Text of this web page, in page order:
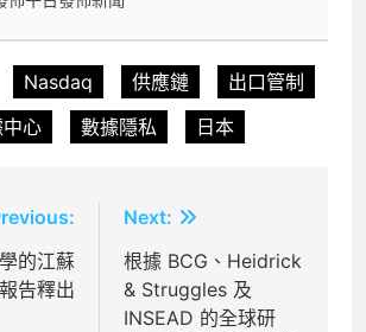
Nasdaq 供應鏈
出口管制
心 數據隱私 日本
的江蘇
告釋出
Next:
根據 BCG、Heidrick
& Struggles 及
INSEAD 的全球研